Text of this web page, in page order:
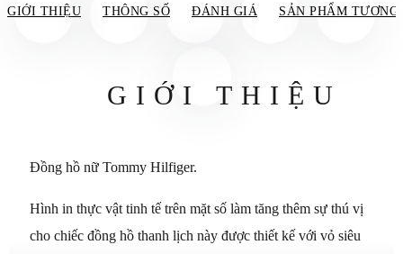
GIỚI THIỆU THÔNG SỐ ĐÁNH GIÁ SẢN PHẨM TƯƠNG
GIỚI THIỆU
Đồng hồ nữ Tommy Hilfiger.
Hình in thực vật tinh tế trên mặt số làm tăng thêm sự thú vị
cho chiếc đồng hồ thanh lịch này được thiết kế với vỏ siêu